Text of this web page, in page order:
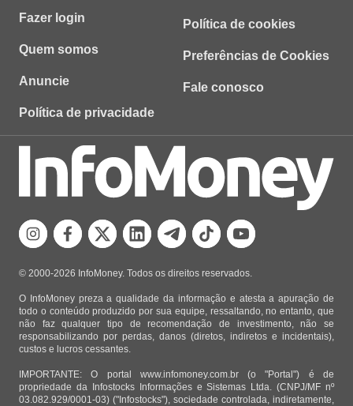
Fazer login
Quem somos
Anuncie
Política de privacidade
Política de cookies
Preferências de Cookies
Fale conosco
© 2000-2026 InfoMoney. Todos os direitos reservados.
O InfoMoney preza a qualidade da informação e atesta a apuração de
todo o conteúdo produzido por sua equipe, ressaltando, no entanto, que
não faz qualquer tipo de recomendação de investimento, não se
responsabilizando por perdas, danos (diretos, indiretos e incidentais),
custos e lucros cessantes.
IMPORTANTE: O portal www.infomoney.com.br (o "Portal") é de
propriedade da Infostocks Informações e Sistemas Ltda. (CNPJ/MF nº
03.082.929/0001-03) ("Infostocks"), sociedade controlada, indiretamente,